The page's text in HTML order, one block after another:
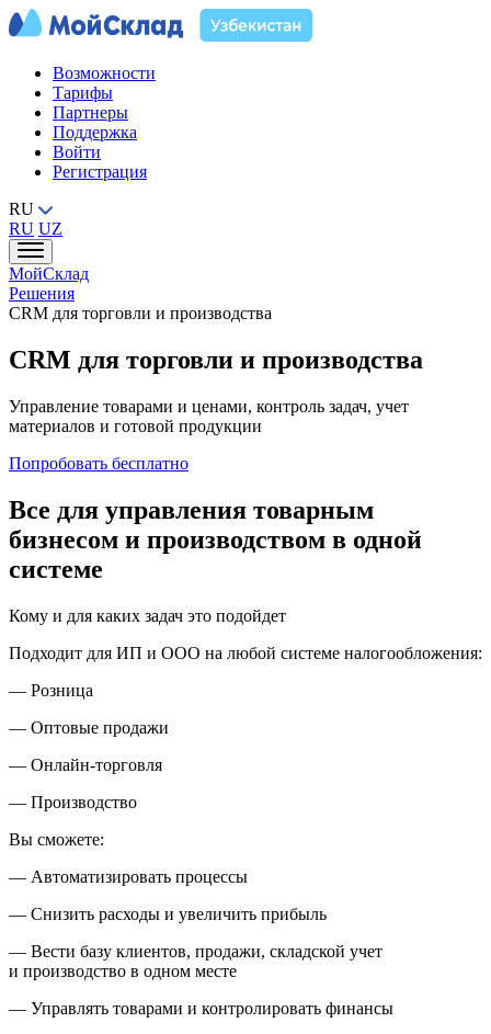
Возможности
Тарифы
Партнеры
Поддержка
Войти
Регистрация
RU
RU UZ
МойСклад
Решения
CRM для торговли и производства
CRM для торговли и производства
Управление товарами и ценами, контроль задач, учет
материалов и готовой продукции
Попробовать бесплатно
Все для управления товарным
бизнесом и производством в одной
системе
Кому и для каких задач это подойдет
Подходит для ИП и ООО на любой системе налогообложения:
— Розница
— Оптовые продажи
— Онлайн-торговля
— Производство
Вы сможете:
— Автоматизировать процессы
— Снизить расходы и увеличить прибыль
— Вести базу клиентов, продажи, складской учет
и производство в одном месте
— Управлять товарами и контролировать финансы